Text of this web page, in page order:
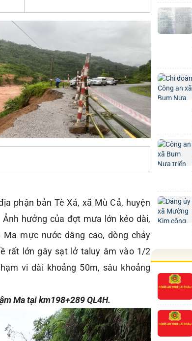
phận bản Tè Xá, xã Mù Cả, huyện
hưởng của đợt mưa lớn kéo dài,
mực nước dâng cao, dòng chảy
rất lớn gây sạt lở taluy âm vào 1/2
vi dài khoảng 50m, sâu khoảng
Ma tại km198+289 QL4H.